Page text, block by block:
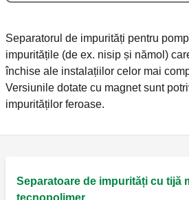
Separatorul de impurități pentru
impuritățile (de ex. nisip și nămol)
închise ale instalațiilor celor mai
Versiunile dotate cu magnet sunt
impurităților feroase.
Separatoare de impurități cu tijă